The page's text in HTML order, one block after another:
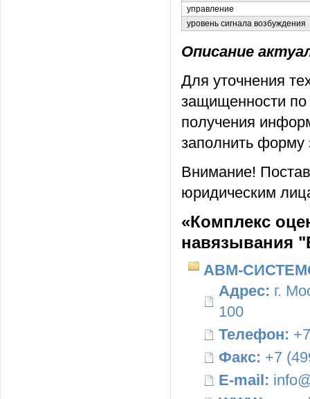
управление
уровень сигнала возбуждения
Описание
Для уточнения
защищенности
получения
заполнить форму
Внимание!
юридическим
«Комплекс
навязывания
АВМ-
Адрес: г.
100
Телефон:
Факс: +7
E-mail: